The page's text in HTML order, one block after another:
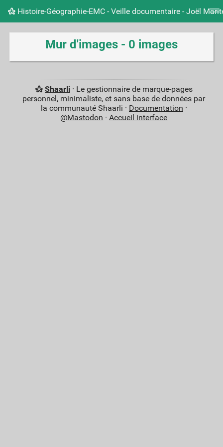
Histoire-Géographie-EMC - Veille documentaire - Joël
Nuage de tags Mur d'images Quotidien Carnet
Mur d'images - 0 images
Shaarli· Le gestionnaire de marque-pages
personnel, minimaliste, et sans base de données par
la communauté Shaarli · Documentation ·
@Mastodon ·Accueil interface